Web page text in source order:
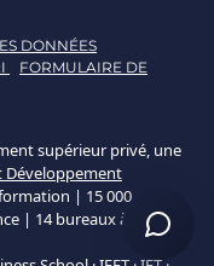
DONNÉES
FORMULAIRE DE